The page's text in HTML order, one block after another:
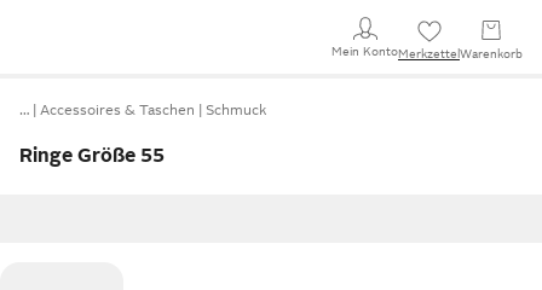
Mein KontoMerkzettel Warenkorb
… Accessoires & Taschen Schmuck
Ringe Größe 55